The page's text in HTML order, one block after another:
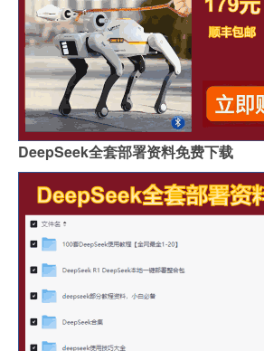
DeepSeek全套部署资料免费下载